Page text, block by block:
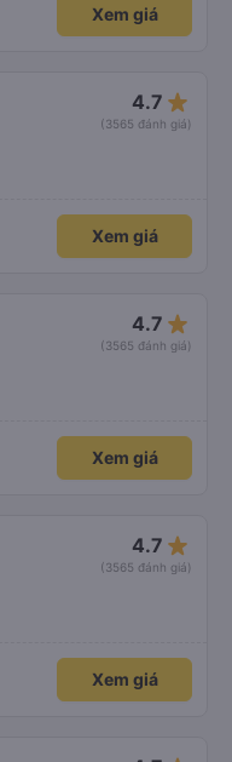
Xem giá
4.7 star_rate
(3565 đánh giá)
Xem giá
4.7 star_rate
(3565 đánh giá)
Xem giá
4.7 star_rate
(3565 đánh giá)
Xem giá